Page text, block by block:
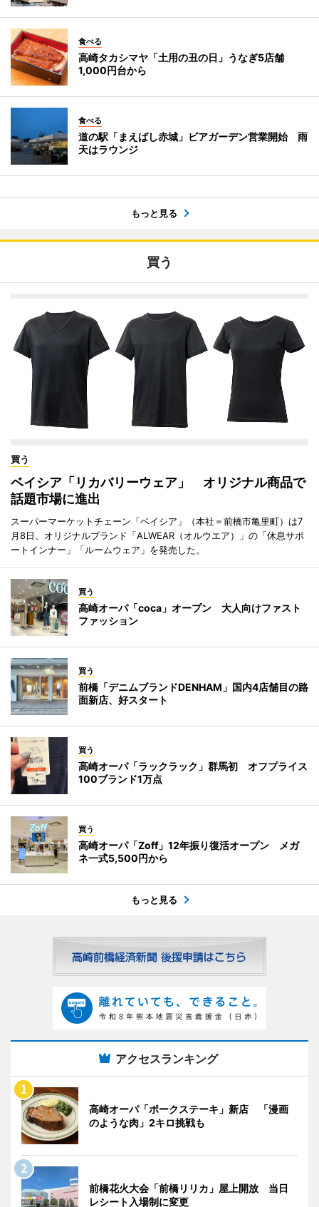
食べる
高崎タカシマヤ「土用の丑の日」うなぎ5店舗
1,000円台から
食べる
道の駅「まえばし赤城」ビアガーデン営業開始 雨
天はラウンジ
もっと見る
買う
買う
ベイシア「リカバリーウェア」 オリジナル商品で
話題市場に進出
スーパーマーケットチェーン「ベイシア」（本社＝前橋市亀里町）は7
月8日、オリジナルブランド「ALWEAR（オルウエア）」の「休息サポ
ートインナー」「ルームウェア」を発売した。
買う
高崎オーパ「coca」オープン 大人向けファスト
ファッション
買う
前橋「デニムブランドDENHAM」国内4店舗目の路
面新店、好スタート
買う
高崎オーパ「ラックラック」群馬初 オフプライス
100ブランド1万点
買う
高崎オーパ「Zoff」12年振り復活オープン メガ
ネ一式5,500円から
もっと見る
アクセスランキング
高崎オーパ「ポークステーキ」新店 「漫画
のような肉」2キロ挑戦も
前橋花火大会「前橋リリカ」屋上開放 当日
レシート入場制に変更